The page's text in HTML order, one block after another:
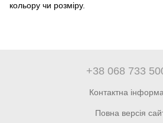
кольору чи розміру.
+38 068 733
Контактна
Повна версія